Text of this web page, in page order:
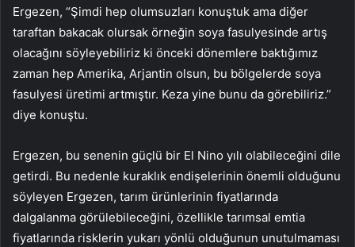
Ergezen, “Şimdi hep olumsuzları konuştuk ama diğer
taraftan bakacak olursak örneğin soya fasulyesinde artış
olacağını söyleyebiliriz ki önceki dönemlere baktığımız
zaman hep Amerika, Arjantin olsun, bu bölgelerde soya
fasulyesi üretimi artmıştır. Keza yine bunu da görebiliriz.”
diye konuştu.
Ergezen, bu senenin güçlü bir El Nino yılı olabileceğini dile
getirdi. Bu nedenle kuraklık endişelerinin önemli olduğunu
söyleyen Ergezen, tarım ürünlerinin fiyatlarında
dalgalanma görülebileceğini, özellikle tarımsal emtia
fiyatlarında risklerin yukarı yönlü olduğunun unutulmaması